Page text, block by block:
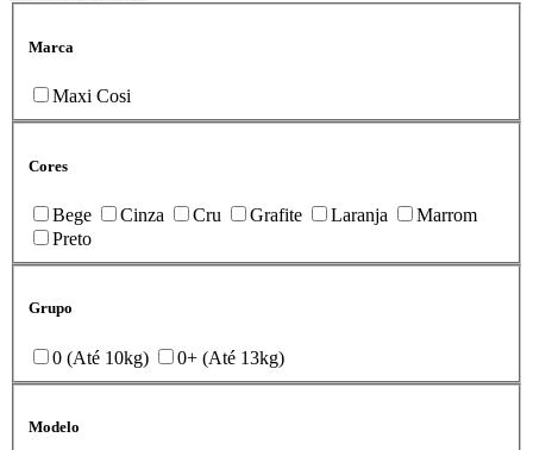
Marca
Maxi Cosi
Cores
Bege Cinza Cru Grafite Laranja
Marrom
Preto
Grupo
0 (Até 10kg) 0+ (Até 13kg)
Modelo